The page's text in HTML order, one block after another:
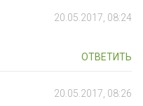
20.05.2017, 08:24
ОТВЕТИТЬ
20.05.2017, 08:26